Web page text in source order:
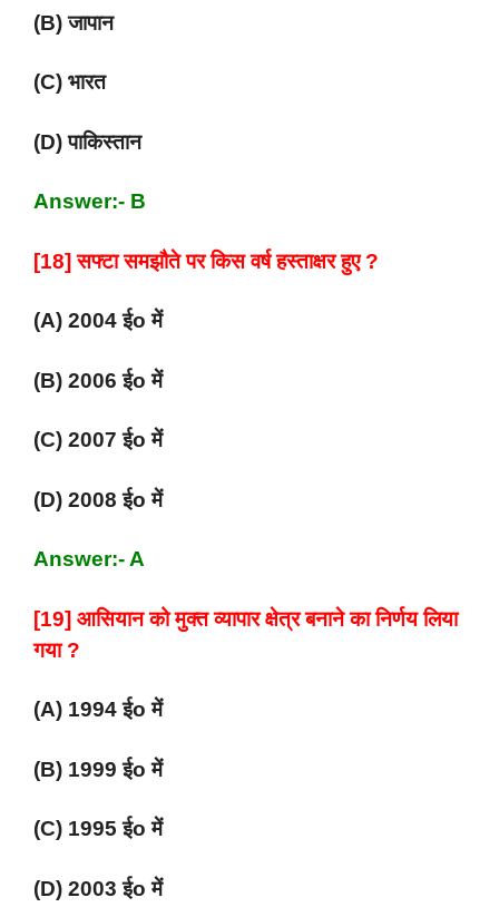
(B) जापान
(C) भारत
(D) पाकिस्तान
Answer:- B
[18] सफ्टा समझौते पर किस वर्ष हस्ताक्षर हुए ?
(A) 2004 ईo में
(B) 2006 ईo में
(C) 2007 ईo में
(D) 2008 ईo में
Answer:- A
[19] आसियान को मुक्त व्यापार क्षेत्र बनाने का निर्णय लिया
गया ?
(A) 1994 ईo में
(B) 1999 ईo में
(C) 1995 ईo में
(D) 2003 ईo में